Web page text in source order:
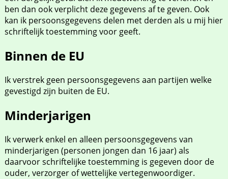
ben dan ook verplicht deze gegevens af te geven. Ook
kan ik persoonsgegevens delen met derden als u mij hier
schriftelijk toestemming voor geeft.
Binnen de EU
Ik verstrek geen persoonsgegevens aan partijen welke
gevestigd zijn buiten de EU.
Minderjarigen
Ik verwerk enkel en alleen persoonsgegevens van
minderjarigen (personen jongen dan 16 jaar) als
daarvoor schriftelijke toestemming is gegeven door de
ouder, verzorger of wettelijke vertegenwoordiger.